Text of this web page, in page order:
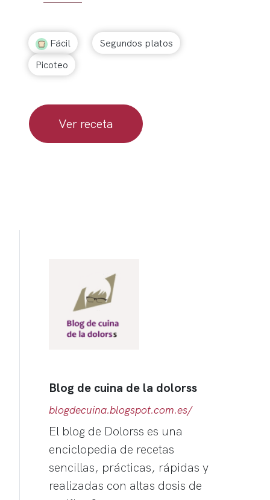
Fácil
Segundos platos
Picoteo
Ver receta
Blog de cuina de la dolorss
blogdecuina.blogspot.com.es/
El blog de Dolorss es una
enciclopedia de recetas
sencillas, prácticas, rápidas y
realizadas con altas dosis de